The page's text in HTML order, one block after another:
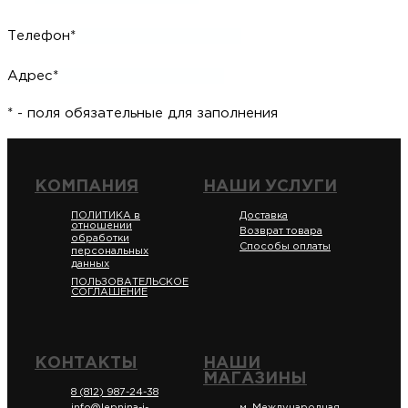
Телефон*
Адрес*
* - поля обязательные для заполнения
КОМПАНИЯ
ПОЛИТИКА в
отношении
обработки
персональных
данных
ПОЛЬЗОВАТЕЛЬСКОЕ
СОГЛАШЕНИЕ
НАШИ УСЛУГИ
Доставка
Возврат товара
Способы оплаты
КОНТАКТЫ
8 (812) 987-24-38
НАШИ
МАГАЗИНЫ